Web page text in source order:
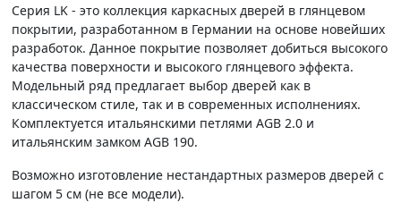
Серия LK - это коллекция каркасных дверей в глянцевом
покрытии, разработанном в Германии на основе новейших
разработок. Данное покрытие позволяет добиться высокого
качества поверхности и высокого глянцевого эффекта.
Модельный ряд предлагает выбор дверей как в
классическом стиле, так и в современных исполнениях.
Комплектуется итальянскими петлями AGB 2.0 и
итальянским замком AGB 190.
Возможно изготовление нестандартных размеров дверей с
шагом 5 см (не все модели).